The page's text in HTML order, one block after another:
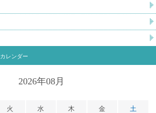
カレンダー
2026年08月
火 水 木 金 土